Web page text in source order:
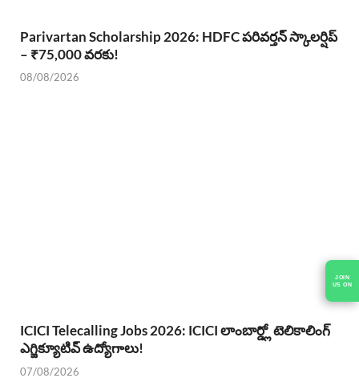
JOIN
US ON
Parivartan Scholarship 2026: HDFC పరివర్తన్ స్కాలర్షిప్
– ₹75,000 వరకు!
08/08/2026
ICICI Telecalling Jobs 2026: ICICI లాంబార్డ్లో టెలికాలింగ్
ఎగ్జిక్యూటివ్ ఉద్యోగాలు!
07/08/2026